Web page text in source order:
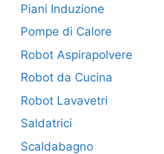
Piani Induzione
Pompe di Calore
Robot Aspirapolvere
Robot da Cucina
Robot Lavavetri
Saldatrici
Scaldabagno